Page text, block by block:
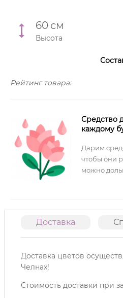
60 см
Высота
Рейтинг товара:
Средство
каждому
Дарим
чтобы они
можно
Доставка
Доставка цветов
Челнах!
Стоимость доставки при